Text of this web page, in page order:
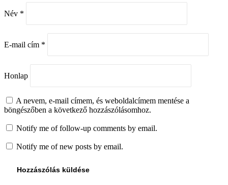
Név *
E-mail cím *
Honlap
A nevem, e-mail címem, és weboldalcímem mentése a
böngészőben a következő hozzászólásomhoz.
Notify me of follow-up comments by email.
Notify me of new posts by email.